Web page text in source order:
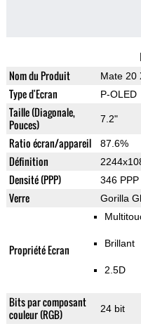
Nom du Produit Mate 20
Type d'Ecran P-OLED
Taille (Diagonale,
Pouces)
7.2"
Ratio écran/appareil 87.6%
Définition
Densité (PPP) 346 PPP
Verre Gorilla
Propriété Ecran Brillant
2.5D
Bits par composant
couleur (RGB)
24 bit